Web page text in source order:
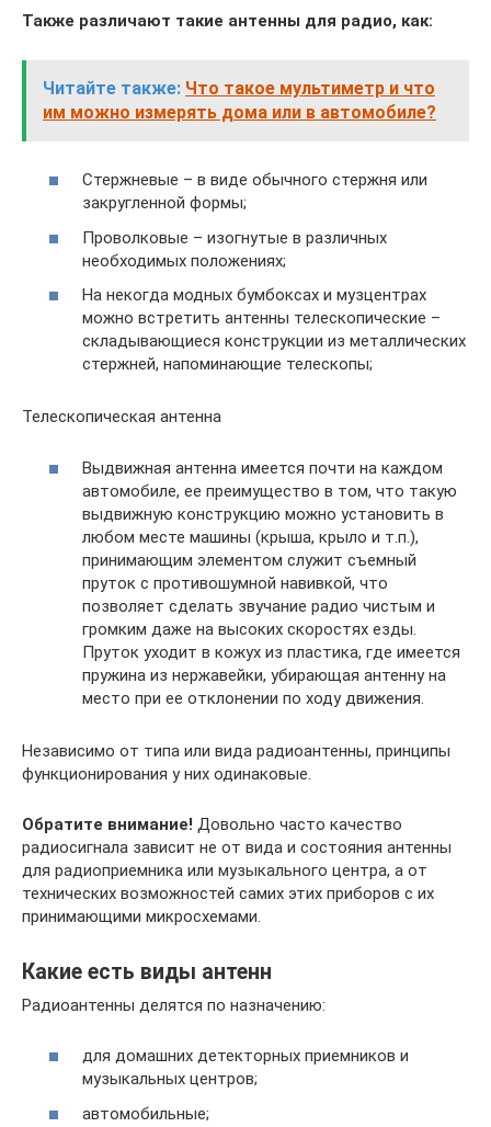
Также различают такие антенны для радио, как:
Читайте также: Что такое мультиметр и что
им можно измерять дома или в автомобиле?
Стержневые – в виде обычного стержня или
закругленной формы;
Проволковые – изогнутые в различных
необходимых положениях;
На некогда модных бумбоксах и музцентрах
можно встретить антенны телескопические –
складывающиеся конструкции из металлических
стержней, напоминающие телескопы;
Телескопическая антенна
Выдвижная антенна имеется почти на каждом
автомобиле, ее преимущество в том, что такую
выдвижную конструкцию можно установить в
любом месте машины (крыша, крыло и т.п.),
принимающим элементом служит съемный
пруток с противошумной навивкой, что
позволяет сделать звучание радио чистым и
громким даже на высоких скоростях езды.
Пруток уходит в кожух из пластика, где имеется
пружина из нержавейки, убирающая антенну на
место при ее отклонении по ходу движения.
Независимо от типа или вида радиоантенны, принципы
функционирования у них одинаковые.
Обратите внимание! Довольно часто качество
радиосигнала зависит не от вида и состояния антенны
для радиоприемника или музыкального центра, а от
технических возможностей самих этих приборов с их
принимающими микросхемами.
Какие есть виды антенн
Радиоантенны делятся по назначению:
для домашних детекторных приемников и
музыкальных центров;
автомобильные;